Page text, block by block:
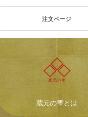
注文ページ
蔵元の雫とは